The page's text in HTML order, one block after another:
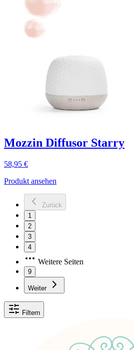
Mozzin Diffusor Starry
58,95 €
Produkt ansehen
Zurück
1
2
3
4
Weitere Seiten
9
Weiter
Filtern